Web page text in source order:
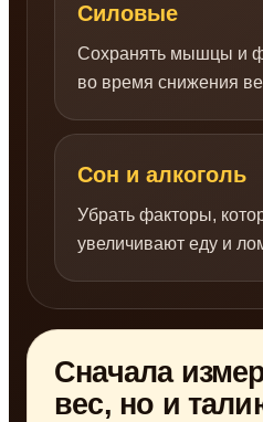
Силовые
Сохранять мышцы и
во время снижения
Сон и алкоголь
Убрать факторы,
увеличивают еду и
Сначала
вес, но и